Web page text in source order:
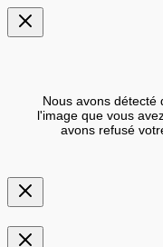
Nous avons détecté
l'image que vous
avons refusé